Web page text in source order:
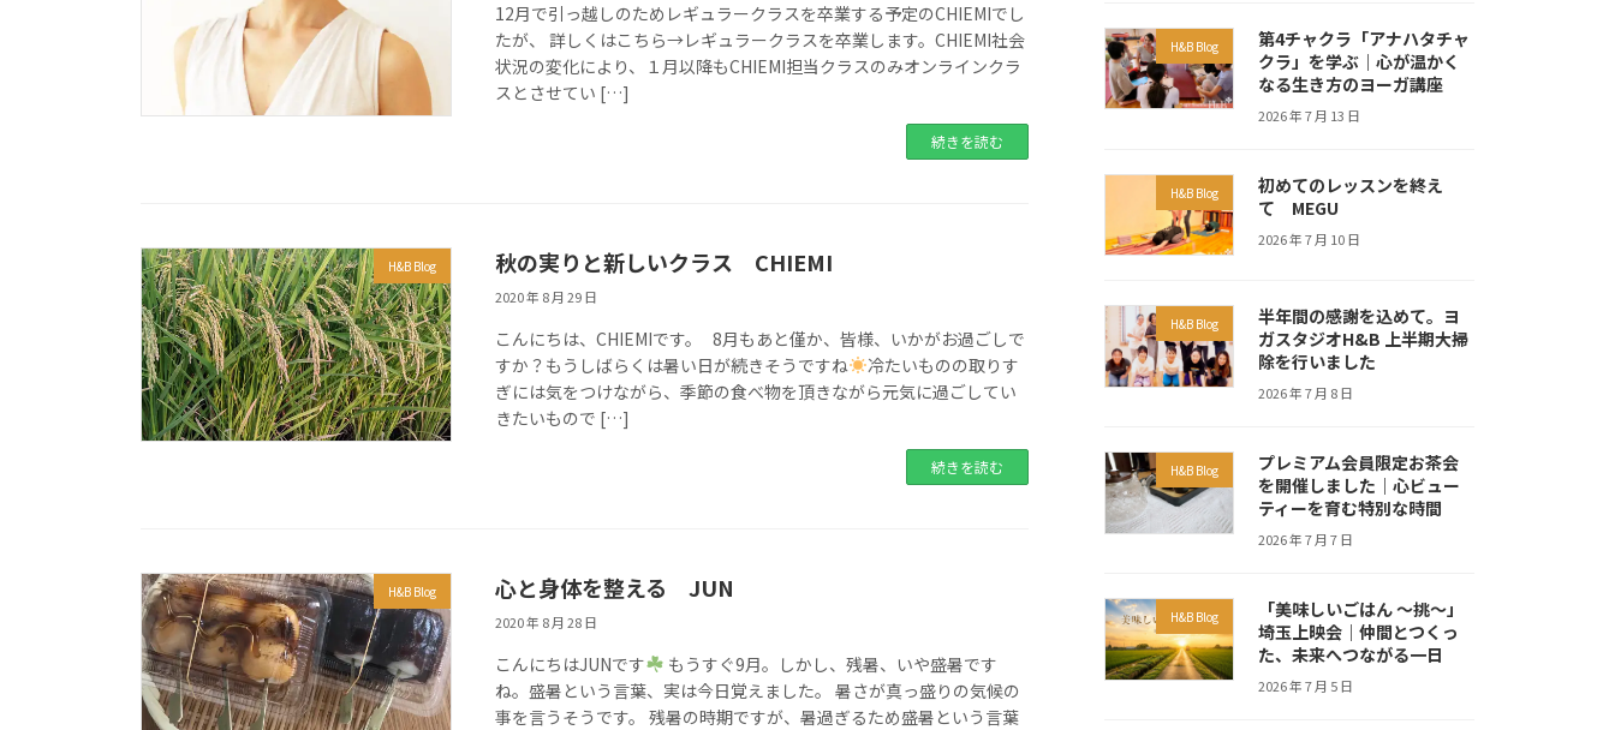
12月で引っ越しのためレギュラークラスを卒業する予定のCHIEMIでし
たが、 詳しくはこちら→レギュラークラスを卒業します。CHIEMI社会
状況の変化により、１月以降もCHIEMI担当クラスのみオンラインクラ
スとさせてい […]
続きを読む
H&B Blog 秋の実りと新しいクラス CHIEMI
2020 年 8 月 29 日
こんにちは、CHIEMIです。 8月もあと僅か、皆様、いかがお過ごしで
すか？もうしばらくは暑い日が続きそうですね
冷たいものの取りす
ぎには気をつけながら、季節の食べ物を頂きながら元気に過ごしてい
きたいもので […]
続きを読む
H&B Blog 心と身体を整える JUN
2020 年 8 月 28 日
こんにちはJUNです
もうすぐ9月。しかし、残暑、いや盛暑です
ね。盛暑という言葉、実は今日覚えました。 暑さが真っ盛りの気候の
事を言うそうです。 残暑の時期ですが、暑過ぎるため盛暑という言葉
H&B Blog
第4チャクラ「アナハタチャ
クラ」を学ぶ｜心が温かく
なる生き方のヨーガ講座
2026 年 7 月 13 日
H&B Blog
初めてのレッスンを終え
て MEGU
2026 年 7 月 10 日
H&B Blog
半年間の感謝を込めて。ヨ
ガスタジオH&B 上半期大掃
除を行いました
2026 年 7 月 8 日
H&B Blog
プレミアム会員限定お茶会
を開催しました｜心ビュー
ティーを育む特別な時間
2026 年 7 月 7 日
H&B Blog
「美味しいごはん ～挑～」
埼玉上映会｜仲間とつくっ
た、未来へつながる一日
2026 年 7 月 5 日